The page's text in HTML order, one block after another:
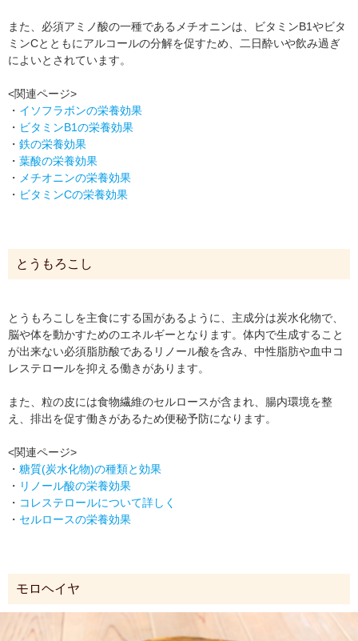
また、必須アミノ酸の一種であるメチオニンは、ビタミンB1やビタ
ミンCとともにアルコールの分解を促すため、二日酔いや飲み過ぎ
によいとされています。
<関連ページ>
・ イソフラボンの栄養効果
・ ビタミンB1の栄養効果
・ 鉄の栄養効果
・ 葉酸の栄養効果
・ メチオニンの栄養効果
・ ビタミンCの栄養効果
とうもろこし
とうもろこしを主食にする国があるように、主成分は炭水化物で、
脳や体を動かすためのエネルギーとなります。体内で生成すること
が出来ない必須脂肪酸であるリノール酸を含み、中性脂肪や血中コ
レステロールを抑える働きがあります。
また、粒の皮には食物繊維のセルロースが含まれ、腸内環境を整
え、排出を促す働きがあるため便秘予防になります。
<関連ページ>
・ 糖質(炭水化物)の種類と効果
・ リノール酸の栄養効果
・ コレステロールについて詳しく
・ セルロースの栄養効果
モロヘイヤ